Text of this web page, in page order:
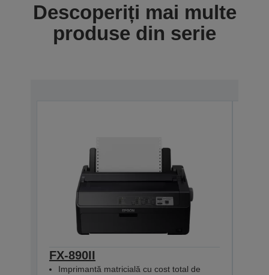
Descoperiți mai multe
produse din serie
FX-890II
Imprimantă matricială cu cost total de